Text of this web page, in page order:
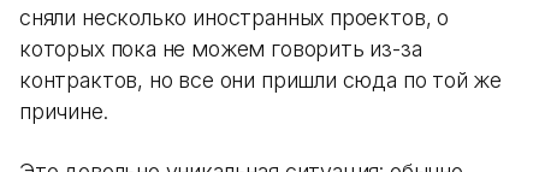
сняли несколько иностранных проектов, о
которых пока не можем говорить из-за
контрактов, но все они пришли сюда по той же
причине.